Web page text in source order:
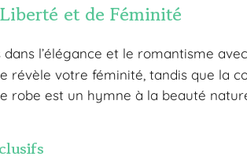
et de Féminité
l’élégance et le romantisme
révèle votre féminité, tandis que la
robe est un hymne à la beauté